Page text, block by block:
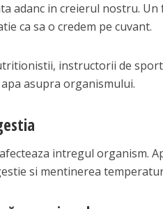
adanc in creierul nostru. Un
ca sa o credem pe cuvant.
instructorii de sport
asupra organismului.
intregul organism.
si mentinerea